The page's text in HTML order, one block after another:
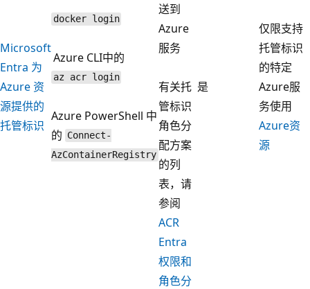
Microsoft
Entra 为
Azure 资
源提供的
托管标识
docker login
Azure CLI中的
az acr login
Azure PowerShell 中
的 Connect-
AzContainerRegistry
送到
Azure
服务
有关托
管标识
角色分
配方案
的列
表，请
参阅
ACR
Entra
权限和
角色分
是
仅限支持
托管标识
的特定
Azure服
务使用
Azure资
源